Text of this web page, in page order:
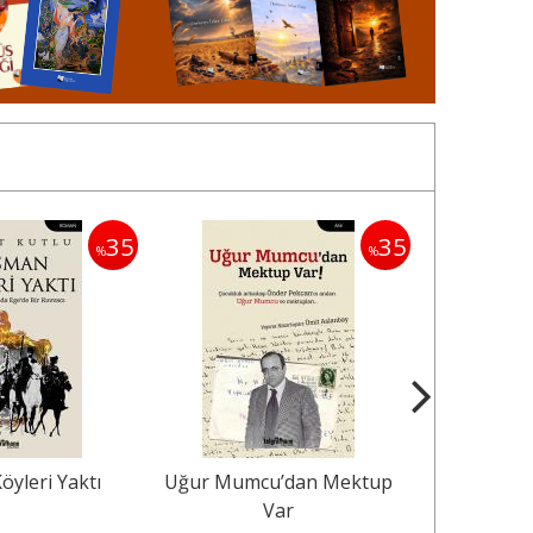
%35
Mektup
%35
Bağımsızlık Devrimcisi